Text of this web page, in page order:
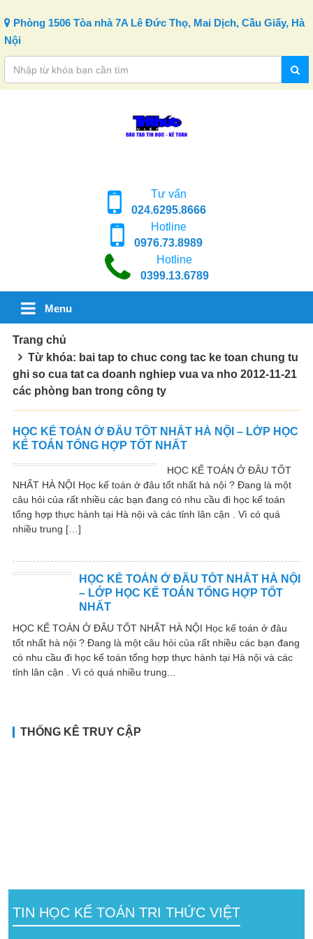
Phòng 1506 Tòa nhà 7A Lê Đức Thọ, Mai Dịch, Cầu Giấy, Hà
Nội
Tư vấn
024.6295.8666
Hotline
0976.73.8989
Hotline
0399.13.6789
Menu
Trang chủ
Từ khóa: bai tap to chuc cong tac ke toan chung tu
ghi so cua tat ca doanh nghiep vua va nho 2012-11-21
các phòng ban trong công ty
HỌC KẾ TOÁN Ở ĐÂU TỐT NHẤT HÀ NỘI – LỚP HỌC
KẾ TOÁN TỔNG HỢP TỐT NHẤT
HỌC KẾ TOÁN Ở ĐÂU TỐT
NHẤT HÀ NỘI Học kế toán ở đâu tốt nhất hà nội ? Đang là một
câu hỏi của rất nhiều các bạn đang có nhu cầu đi học kế toán
tổng hợp thực hành tại Hà nội và các tỉnh lân cận . Vì có quá
nhiều trung […]
HỌC KẾ TOÁN Ở ĐÂU TỐT NHẤT HÀ NỘI
– LỚP HỌC KẾ TOÁN TỔNG HỢP TỐT
NHẤT
HỌC KẾ TOÁN Ở ĐÂU TỐT NHẤT HÀ NỘI Học kế toán ở đâu
tốt nhất hà nội ? Đang là một câu hỏi của rất nhiều các bạn đang
có nhu cầu đi học kế toán tổng hợp thực hành tại Hà nội và các
tỉnh lân cận . Vì có quá nhiều trung...
THỐNG KÊ TRUY CẬP
TIN HỌC KẾ TOÁN TRI THỨC VIỆT